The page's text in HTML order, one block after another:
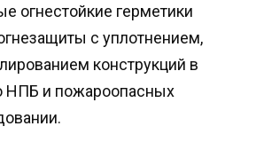
огнестойкие герметики
с уплотнением,
конструкций в
НПБ и пожароопасных